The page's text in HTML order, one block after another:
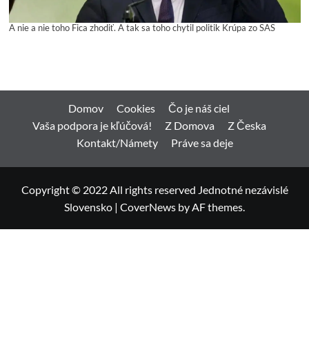
A nie a nie toho Fica zhodiť. A tak sa toho chytil politik Krúpa zo SAS
Domov Cookies
Čo je náš ciel
Vaša podpora je kľúčová!
Z Domova
Z Česka
Kontakt/Námety
Práve sa deje
Copyright © 2022 All rights reserved Jednotné nezávislé
Slovensko | CoverNews by AF themes.